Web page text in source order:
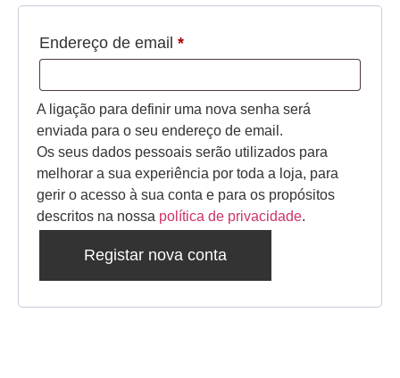
Endereço de email *
A ligação para definir uma nova senha será
enviada para o seu endereço de email.
Os seus dados pessoais serão utilizados para
melhorar a sua experiência por toda a loja, para
gerir o acesso à sua conta e para os propósitos
descritos na nossa política de privacidade.
Registar nova conta